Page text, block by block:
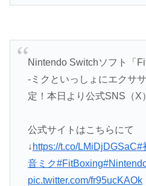
Nintendo Switchソフト「
-ミクといっしょにエクサ
定！本日より公式SNS（X
公式サイトはこちらにて
↓ https://t.co/LMiDjDGSaC#
音ミク#FitBoxing
pic.twitter.com/fr95ucKAOk